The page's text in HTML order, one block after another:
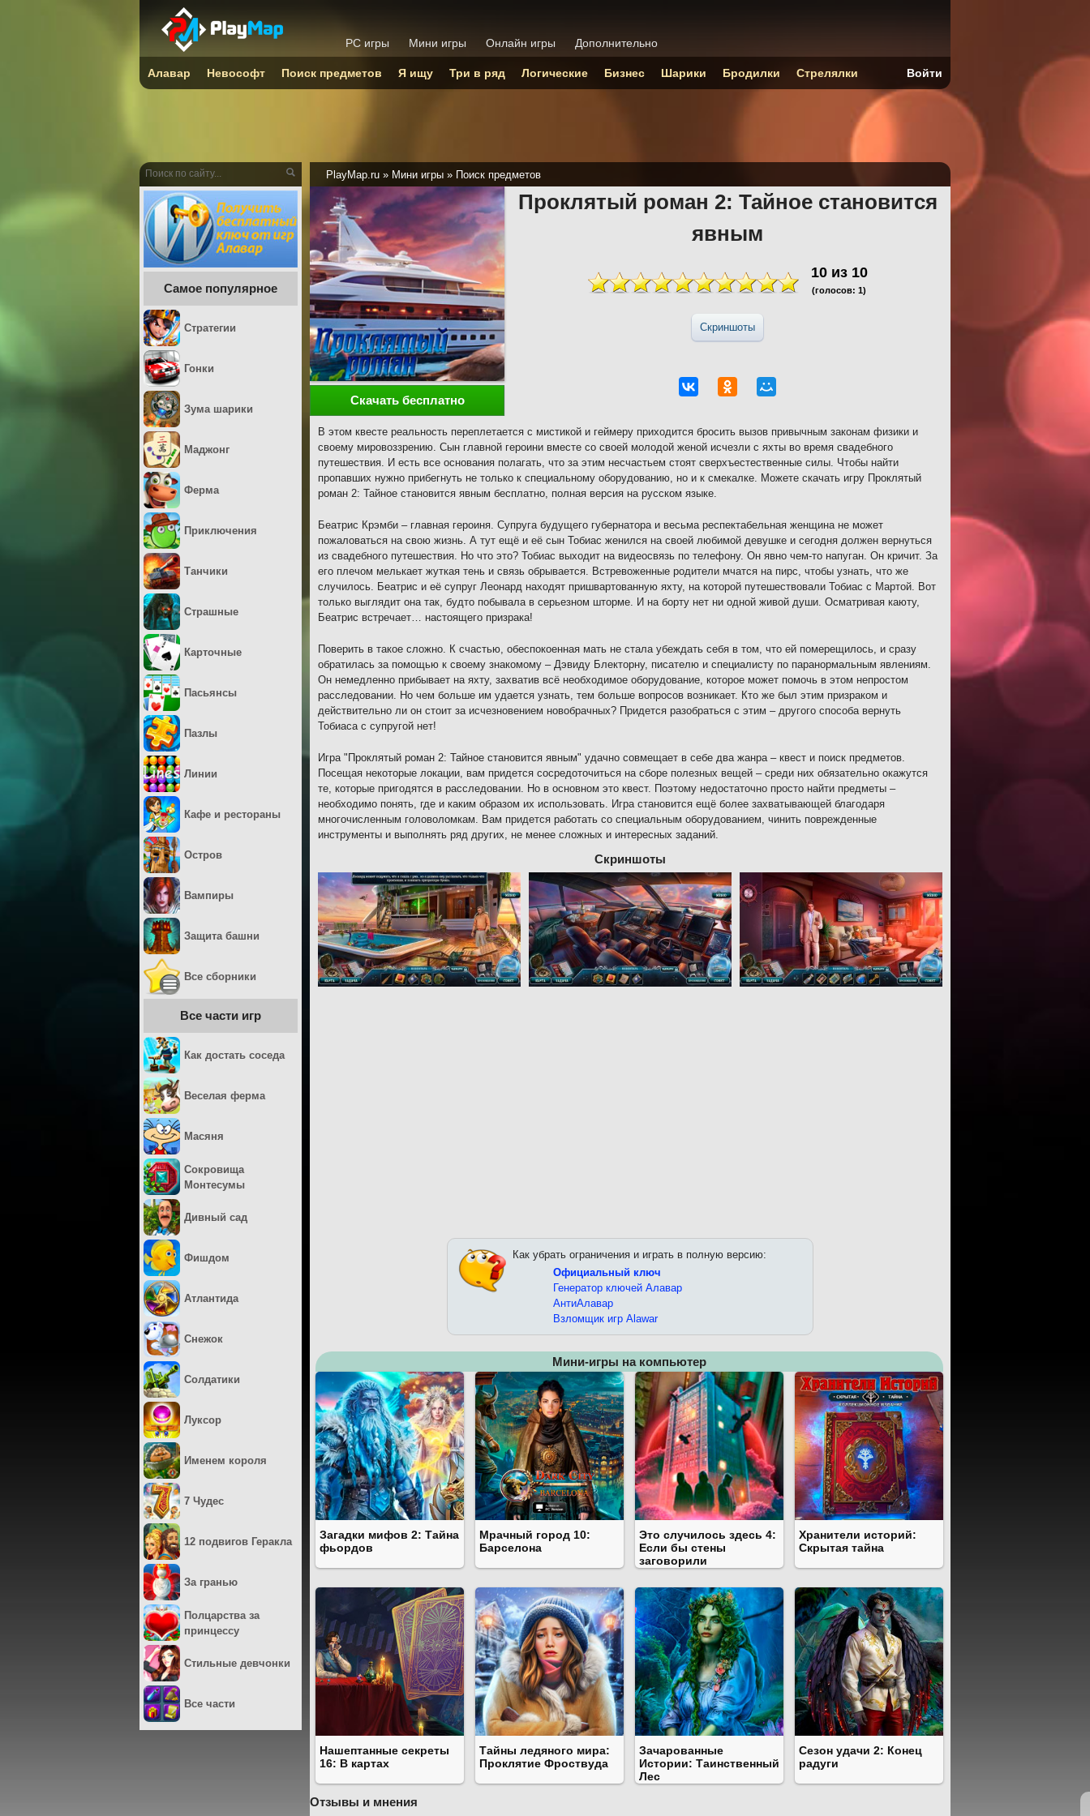
PlayMap.ru » Мини игры » Поиск предметов
Проклятый роман 2: Тайное становится
явным
10из 10
(голосов: 1)
Скриншоты
Скачать бесплатно
В этом квесте реальность переплетается с мистикой и геймеру приходится бросить вызов привычным законам физики и
своему мировоззрению. Сын главной героини вместе со своей молодой женой исчезли с яхты во время свадебного
путешествия. И есть все основания полагать, что за этим несчастьем стоят сверхъестественные силы. Чтобы найти
пропавших нужно прибегнуть не только к специальному оборудованию, но и к смекалке. Можете скачать игру Проклятый
роман 2: Тайное становится явным бесплатно, полная версия на русском языке.
Беатрис Крэмби – главная героиня. Супруга будущего губернатора и весьма респектабельная женщина не может
пожаловаться на свою жизнь. А тут ещё и её сын Тобиас женился на своей любимой девушке и сегодня должен вернуться
из свадебного путешествия. Но что это? Тобиас выходит на видеосвязь по телефону. Он явно чем-то напуган. Он кричит. За
его плечом мелькает жуткая тень и связь обрывается. Встревоженные родители мчатся на пирс, чтобы узнать, что же
случилось. Беатрис и её супруг Леонард находят пришвартованную яхту, на которой путешествовали Тобиас с Мартой. Вот
только выглядит она так, будто побывала в серьезном шторме. И на борту нет ни одной живой души. Осматривая каюту,
Беатрис встречает… настоящего призрака!
Поверить в такое сложно. К счастью, обеспокоенная мать не стала убеждать себя в том, что ей померещилось, и сразу
обратилась за помощью к своему знакомому – Дэвиду Блекторну, писателю и специалисту по паранормальным явлениям.
Он немедленно прибывает на яхту, захватив всё необходимое оборудование, которое может помочь в этом непростом
расследовании. Но чем больше им удается узнать, тем больше вопросов возникает. Кто же был этим призраком и
действительно ли он стоит за исчезновением новобрачных? Придется разобраться с этим – другого способа вернуть
Тобиаса с супругой нет!
Игра "Проклятый роман 2: Тайное становится явным" удачно совмещает в себе два жанра – квест и поиск предметов.
Посещая некоторые локации, вам придется сосредоточиться на сборе полезных вещей – среди них обязательно окажутся
те, которые пригодятся в расследовании. Но в основном это квест. Поэтому недостаточно просто найти предметы –
необходимо понять, где и каким образом их использовать. Игра становится ещё более захватывающей благодаря
многочисленным головоломкам. Вам придется работать со специальным оборудованием, чинить поврежденные
инструменты и выполнять ряд других, не менее сложных и интересных заданий.
Скриншоты
Как убрать ограничения и играть в полную версию:
Официальный ключ
Генератор ключей Алавар
АнтиАлавар
Взломщик игр Alawar
Мини-игры на компьютер
Загадки мифов 2: Тайна
фьордов
Мрачный город 10:
Барселона
Это случилось здесь 4:
Если бы стены
заговорили
Хранители историй:
Скрытая тайна
Нашептанные секреты
16: В картах
Тайны ледяного мира:
Проклятие Фроствуда
Зачарованные
Истории: Таинственный
Лес
Сезон удачи 2: Конец
радуги
Отзывы и мнения
Самое популярное
Стратегии
Гонки
Зума шарики
Маджонг
Ферма
Приключения
Танчики
Страшные
Карточные
Пасьянсы
Пазлы
Линии
Кафе и рестораны
Остров
Вампиры
Защита башни
Все сборники
Все части игр
Как достать соседа
Веселая ферма
Масяня
Сокровища
Монтесумы
Дивный сад
Фишдом
Атлантида
Снежок
Солдатики
Луксор
Именем короля
7 Чудес
12 подвигов Геракла
За гранью
Полцарства за
принцессу
Стильные девчонки
Все части
PC игры Мини игры Онлайн игры Дополнительно
Алавар Невософт Поиск предметов Я ищу Три в ряд Логические Бизнес Шарики Бродилки Стрелялки Войти